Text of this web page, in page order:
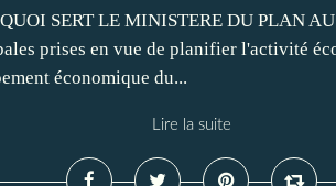
SERT LE MINISTERE DU PLAN
prises en vue de planifier l'activité
économique du...
Lire la suite